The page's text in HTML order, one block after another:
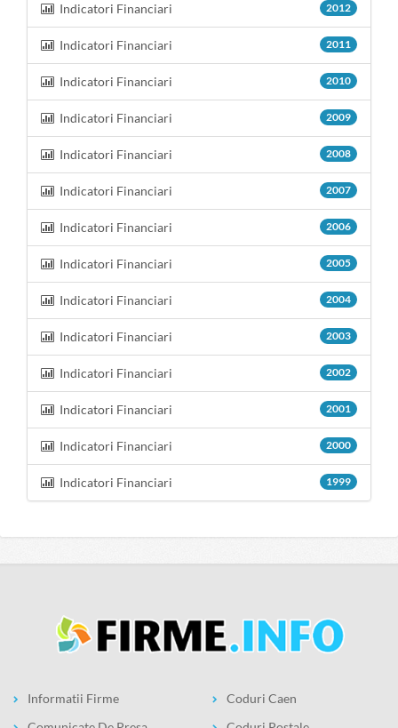
Indicatori Financiari 2012
Indicatori Financiari 2011
Indicatori Financiari 2010
Indicatori Financiari 2009
Indicatori Financiari 2008
Indicatori Financiari 2007
Indicatori Financiari 2006
Indicatori Financiari 2005
Indicatori Financiari 2004
Indicatori Financiari 2003
Indicatori Financiari 2002
Indicatori Financiari 2001
Indicatori Financiari 2000
Indicatori Financiari 1999
Informatii Firme
Coduri Caen